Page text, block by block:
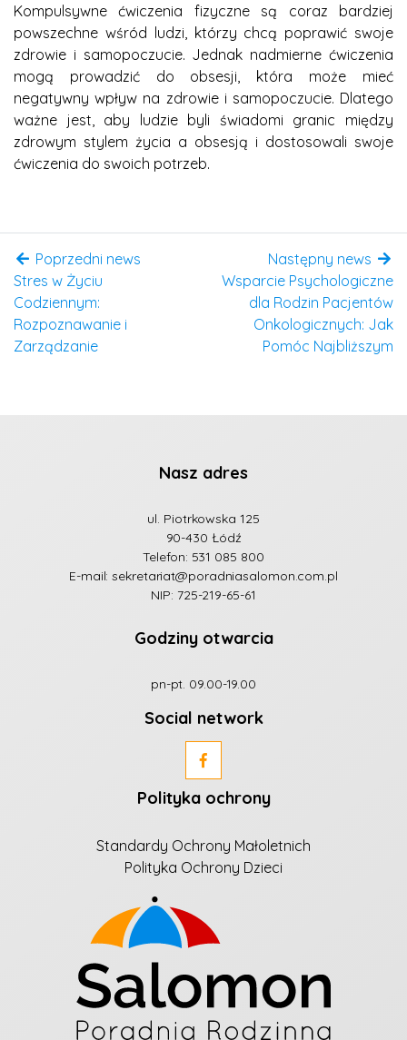
Kompulsywne ćwiczenia fizyczne są coraz bardziej
powszechne wśród ludzi, którzy chcą poprawić swoje
zdrowie i samopoczucie. Jednak nadmierne ćwiczenia
mogą prowadzić do obsesji, która może mieć
negatywny wpływ na zdrowie i samopoczucie. Dlatego
ważne jest, aby ludzie byli świadomi granic między
zdrowym stylem życia a obsesją i dostosowali swoje
ćwiczenia do swoich potrzeb.
Poprzedni news
Stres w Życiu
Codziennym:
Rozpoznawanie i
Zarządzanie
Następny news
Wsparcie Psychologiczne
dla Rodzin Pacjentów
Onkologicznych: Jak
Pomóc Najbliższym
Nasz adres
ul. Piotrkowska 125
90-430 Łódź
Telefon: 531 085 800
E-mail:sekretariat@poradniasalomon.com.pl
NIP: 725-219-65-61
Godziny otwarcia
pn-pt. 09.00-19.00
Social network
Polityka ochrony
Standardy Ochrony Małoletnich
Polityka Ochrony Dzieci